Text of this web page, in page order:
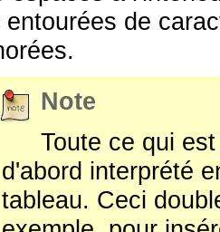
entourées de
Note
Toute ce qui
d'abord interprété
tableau. Ceci